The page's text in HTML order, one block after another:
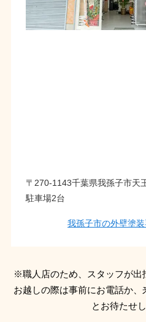
〒270-1143千葉県我孫子市
駐車場2台
我孫子市の外壁塗
※職人店のため、スタッフが出
お越しの際は事前にお電話か
とお待たせ